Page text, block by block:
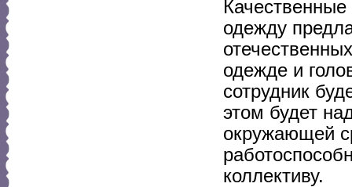
одежду
одежде и
сотрудник
этом будет
окружающей
коллективу.